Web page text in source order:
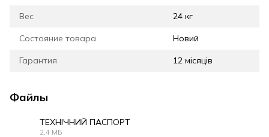
Вес 24 кг
Состояние товара Новий
Гарантия 12 місяців
Файлы
ТЕХНІЧНИЙ ПАСПОРТ
2.4 МБ